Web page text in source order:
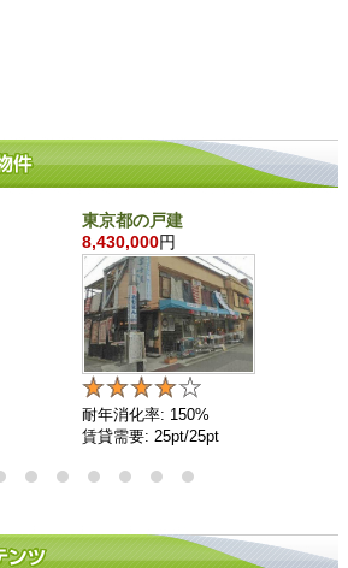
東京都の戸建
8,430,000円
耐年消化率: 150%
賃貸需要: 25pt/25pt